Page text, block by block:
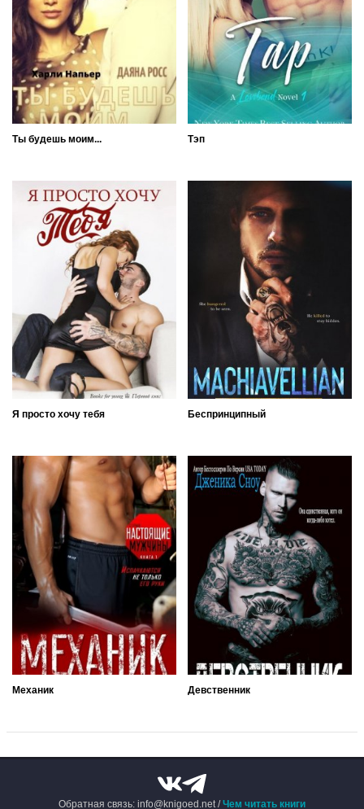
Ты будешь моим... Тэп
Я просто хочу тебя Беспринципный
Механик Девственник
Обратная связь: info@knigoed.net /Чем читать книги